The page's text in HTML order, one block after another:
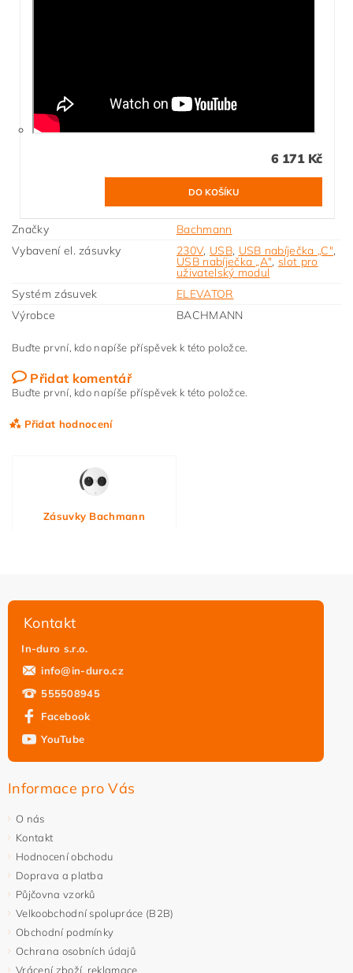
6 171 Kč
Značky
Bachmann
Vybavení el. zásuvky
230V, USB, USB nabíječka „C",
USB nabíječka „A", slot pro
uživatelský modul
Systém zásuvek
ELEVATOR
Výrobce
BACHMANN
Buďte první, kdo napíše příspěvek k této položce.
Přidat komentář
Buďte první, kdo napíše příspěvek k této položce.
Přidat hodnocení
Vložením hodnocení souhlasíte s
osobních údajů
Zásuvky Bachmann
Kontakt
In-duro s.r.o.
info@in-duro.cz
555508945
Facebook
YouTube
Informace pro Vás
O nás
Kontakt
Hodnocení obchodu
Doprava a platba
Půjčovna vzorků
Velkoobchodní spolupráce (B2B)
Obchodní podmínky
Ochrana osobních údajů
Vrácení zboží, reklamace